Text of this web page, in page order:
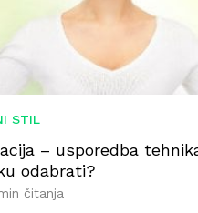
STIL
– usporedba
odabrati?
čitanja